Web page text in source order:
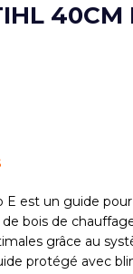
40CM
E est un guide
bois de
grâce au
protégé avec